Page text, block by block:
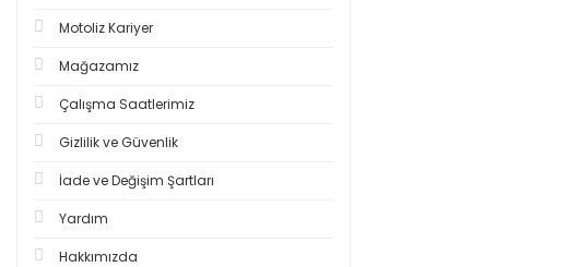
Motoliz Kariyer
Mağazamız
Çalışma Saatlerimiz
Gizlilik ve Güvenlik
İade ve Değişim Şartları
Yardım
Hakkımızda